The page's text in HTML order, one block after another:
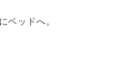
ベッドへ。